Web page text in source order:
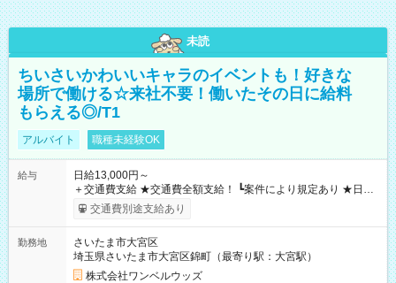
未読
ちいさいかわいいキャラのイベントも！好きな
場所で働ける☆来社不要！働いたその日に給料
もらえる◎/T1
アルバイト 職種未経験OK
給与
日給13,000円～
＋交通費支給 ★交通費全額支給！ ┗案件により規定あり ★日払
いOK！（規定あり） ┗働いたその日に現金GET♪ お仕事後はコ
ンビニATMから 日払い分を引き落とせます！ 【試用期間】試
交通費別途支給あり
勤務地
さいたま市大宮区
埼玉県さいたま市大宮区錦町（最寄り駅：大宮駅）
株式会社ワンベルウッズ